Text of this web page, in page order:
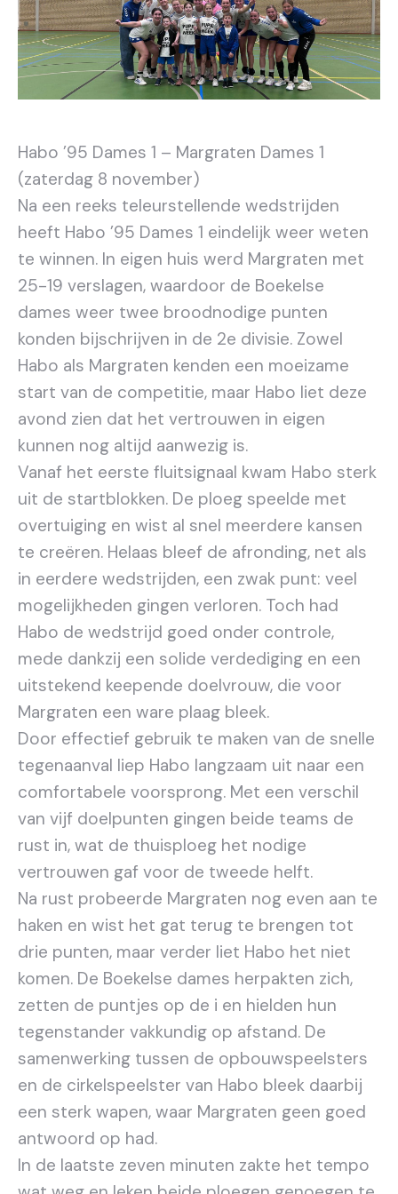
Habo ’95 Dames 1 – Margraten Dames 1
(zaterdag 8 november)
Na een reeks teleurstellende wedstrijden
heeft Habo ’95 Dames 1 eindelijk weer weten
te winnen. In eigen huis werd Margraten met
25-19 verslagen, waardoor de Boekelse
dames weer twee broodnodige punten
konden bijschrijven in de 2e divisie. Zowel
Habo als Margraten kenden een moeizame
start van de competitie, maar Habo liet deze
avond zien dat het vertrouwen in eigen
kunnen nog altijd aanwezig is.
Vanaf het eerste fluitsignaal kwam Habo sterk
uit de startblokken. De ploeg speelde met
overtuiging en wist al snel meerdere kansen
te creëren. Helaas bleef de afronding, net als
in eerdere wedstrijden, een zwak punt: veel
mogelijkheden gingen verloren. Toch had
Habo de wedstrijd goed onder controle,
mede dankzij een solide verdediging en een
uitstekend keepende doelvrouw, die voor
Margraten een ware plaag bleek.
Door effectief gebruik te maken van de snelle
tegenaanval liep Habo langzaam uit naar een
comfortabele voorsprong. Met een verschil
van vijf doelpunten gingen beide teams de
rust in, wat de thuisploeg het nodige
vertrouwen gaf voor de tweede helft.
Na rust probeerde Margraten nog even aan te
haken en wist het gat terug te brengen tot
drie punten, maar verder liet Habo het niet
komen. De Boekelse dames herpakten zich,
zetten de puntjes op de i en hielden hun
tegenstander vakkundig op afstand. De
samenwerking tussen de opbouwspeelsters
en de cirkelspeelster van Habo bleek daarbij
een sterk wapen, waar Margraten geen goed
antwoord op had.
In de laatste zeven minuten zakte het tempo